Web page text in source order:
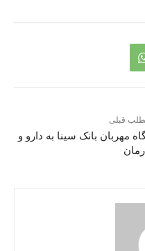
قبلی
مهربان بانک سینا به دارو و